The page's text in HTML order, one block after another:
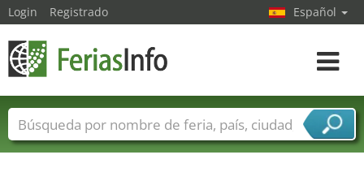
Login Registrado Español
toggle
Nombres de ferias Países
Ciudades